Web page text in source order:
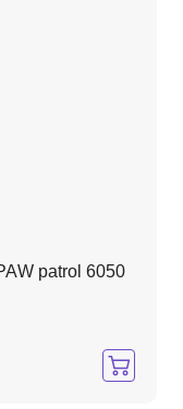
patrol 6050